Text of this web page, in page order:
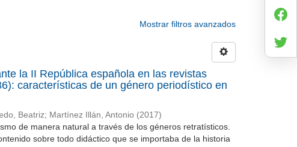
Mostrar filtros avanzados
la II República española en las revistas
características de un género periodístico en
Beatriz; Martínez Illán, Antonio (2017)
de manera natural a través de los géneros retratísticos.
sobre todo didáctico que se importaba de la historia